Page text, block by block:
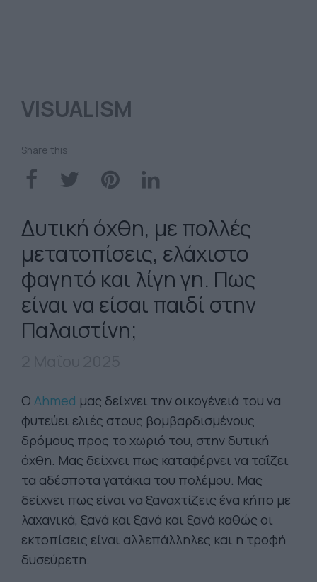
VISUALISM
Share this
Δυτική όχθη, με πολλές
μετατοπίσεις, ελάχιστο
φαγητό και λίγη γη. Πως
είναι να είσαι παιδί στην
Παλαιστίνη;
Ο Αhmed μας δείχνει την οικογένειά του να
φυτεύει ελιές στους βομβαρδισμένους
δρόμους προς το χωριό του, στην δυτική
όχθη. Μας δείχνει πως καταφέρνει να ταΐζει
τα αδέσποτα γατάκια του πολέμου. Μας
δείχνει πως είναι να ξαναχτίζεις ένα κήπο με
λαχανικά, ξανά και ξανά και ξανά καθώς οι
εκτοπίσεις είναι αλλεπάλληλες και η τροφή
δυσεύρετη.